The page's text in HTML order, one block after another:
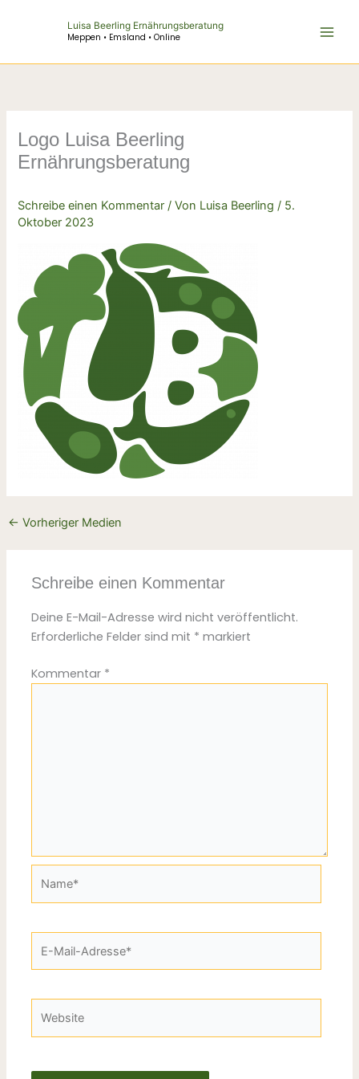
Luisa Beerling Ernährungsberatung
Meppen • Emsland • Online
Logo Luisa Beerling
Ernährungsberatung
Schreibe einen Kommentar / Von Luisa Beerling/ 5.
Oktober 2023
← Vorheriger Medien
Schreibe einen Kommentar
Deine E-Mail-Adresse wird nicht veröffentlicht.
Erforderliche Felder sind mit * markiert
Kommentar *
Mail-